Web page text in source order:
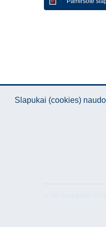
Slapukai (cookies)